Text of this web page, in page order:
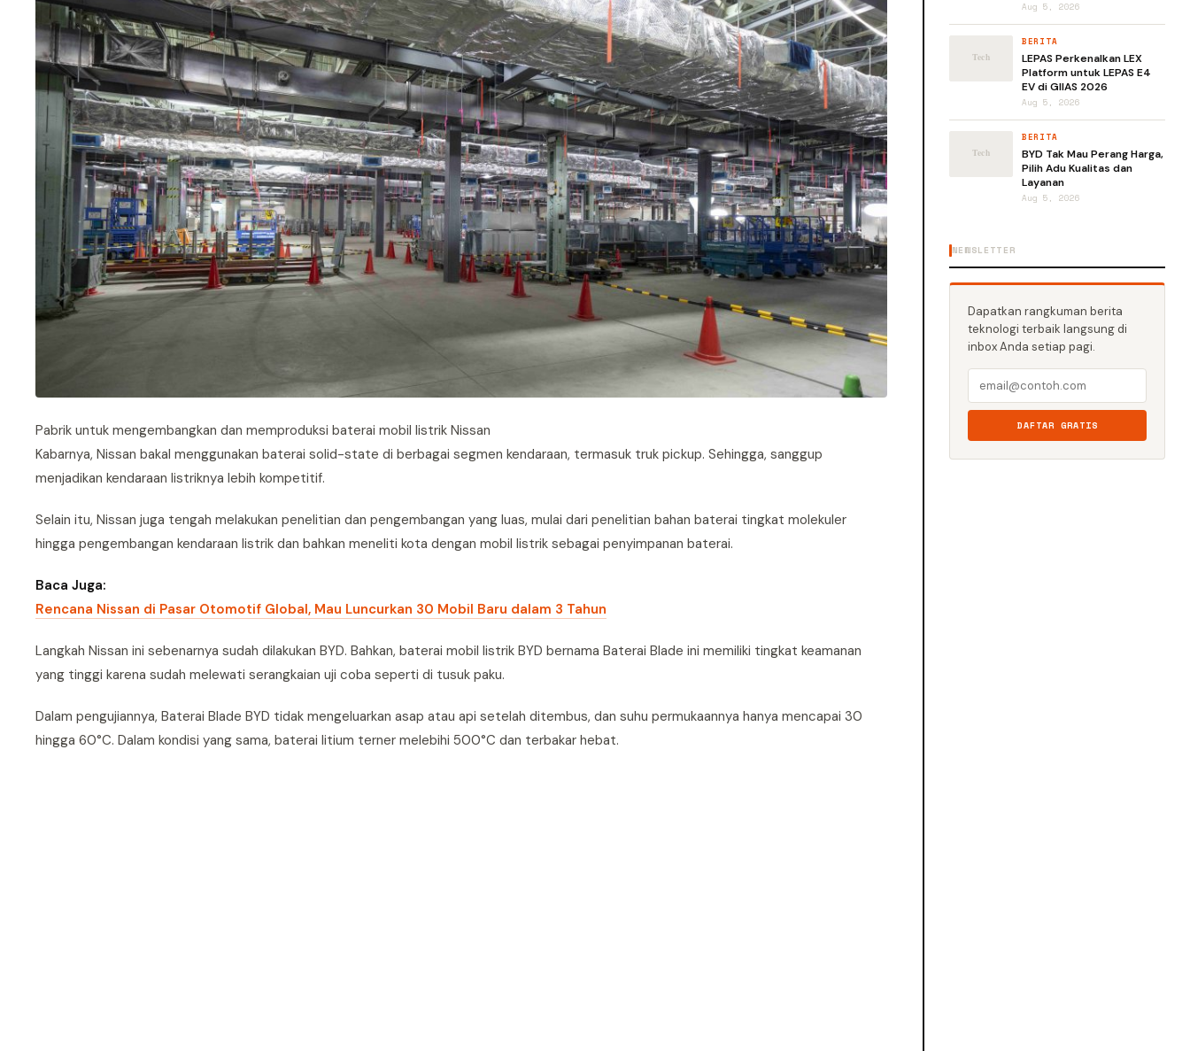
Pabrik untuk mengembangkan dan memproduksi baterai mobil listrik Nissan
Kabarnya, Nissan bakal menggunakan baterai solid-state di berbagai segmen kendaraan, termasuk truk pickup. Sehingga, sanggup
menjadikan kendaraan listriknya lebih kompetitif.
Selain itu, Nissan juga tengah melakukan penelitian dan pengembangan yang luas, mulai dari penelitian bahan baterai tingkat molekuler
hingga pengembangan kendaraan listrik dan bahkan meneliti kota dengan mobil listrik sebagai penyimpanan baterai.
Baca Juga:
Rencana Nissan di Pasar Otomotif Global, Mau Luncurkan 30 Mobil Baru dalam 3 Tahun
Langkah Nissan ini sebenarnya sudah dilakukan BYD. Bahkan, baterai mobil listrik BYD bernama Baterai Blade ini memiliki tingkat keamanan
yang tinggi karena sudah melewati serangkaian uji coba seperti di tusuk paku.
Dalam pengujiannya, Baterai Blade BYD tidak mengeluarkan asap atau api setelah ditembus, dan suhu permukaannya hanya mencapai 30
hingga 60°C. Dalam kondisi yang sama, baterai litium terner melebihi 500°C dan terbakar hebat.
Aug 5, 2026
BERITA
LEPAS Perkenalkan LEX
Platform untuk LEPAS E4
EV di GIIAS 2026
Aug 5, 2026
BERITA
BYD Tak Mau Perang Harga,
Pilih Adu Kualitas dan
Layanan
Aug 5, 2026
NEWSLETTER
Dapatkan rangkuman berita
teknologi terbaik langsung di
inbox Anda setiap pagi.
DAFTAR GRATIS